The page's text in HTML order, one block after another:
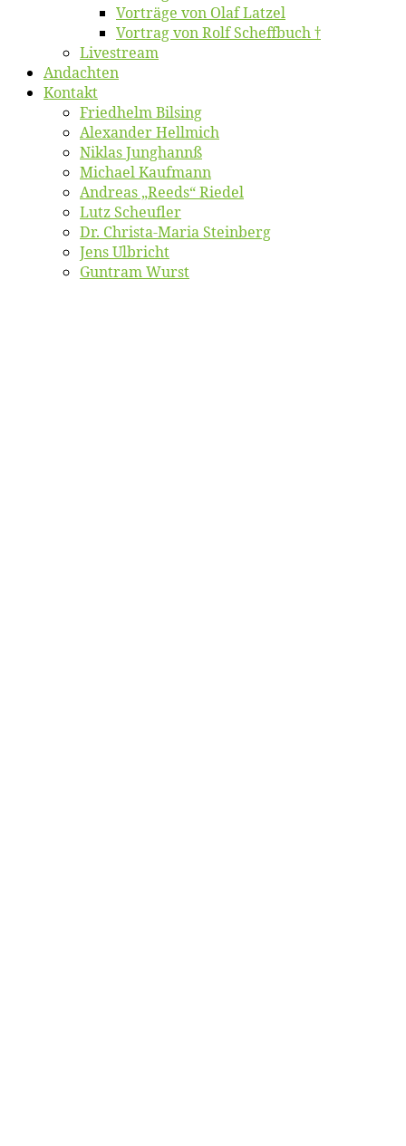
Vor­trä­ge von Olaf Latzel
Vor­trag von Rolf Scheffbuch †
Live­stream
An­dach­ten
Kon­takt
Fried­helm Bilsing
Alex­an­der Hellmich
Ni­klas Junghannß
Mi­cha­el Kaufmann
An­dre­as „Reeds“ Riedel
Lutz Scheuf­ler
Dr. Chris­­ta-Ma­ria Steinberg
Jens Ulb­richt
Gun­tram Wurst